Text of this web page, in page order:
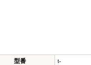
型番
t-